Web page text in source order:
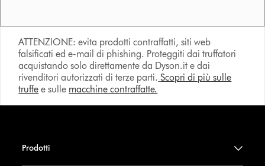
ATTENZIONE: evita prodotti contraffatti, siti web
falsificati ed e-mail di phishing. Proteggiti dai truffatori
acquistando solo direttamente da Dyson.it e dai
rivenditori autorizzati di terze parti. Scopri di più sulle
truffe e sulle macchine contraffatte.
Prodotti